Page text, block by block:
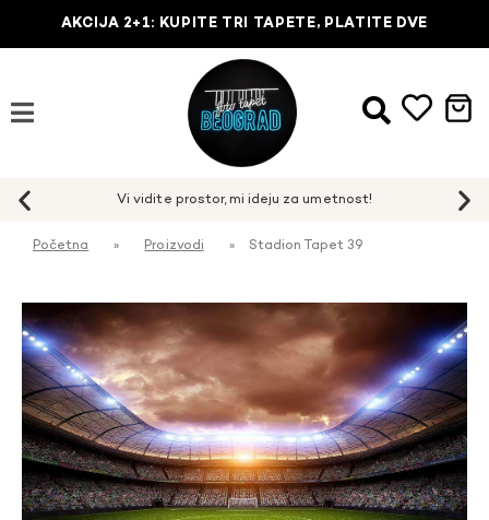
AKCIJA 2+1: KUPITE TRI TAPETE, PLATITE DVE
Početna » Proizvodi » Stadion Tapet 39